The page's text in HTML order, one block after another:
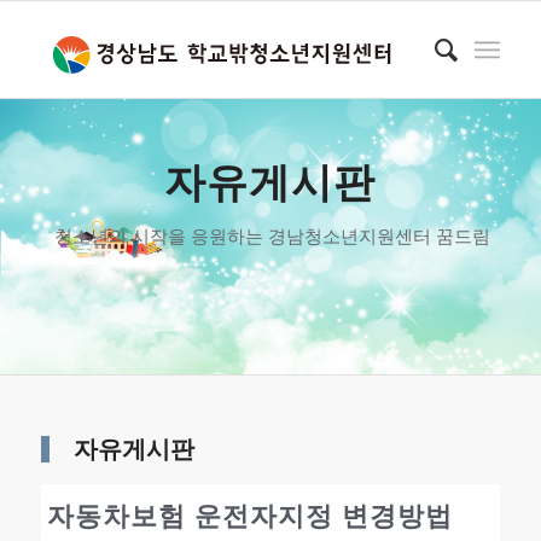
자유게시판
청소년의 시작을 응원하는 경남청소년지원센터 꿈드림
자유게시판
자동차보험 운전자지정 변경방법